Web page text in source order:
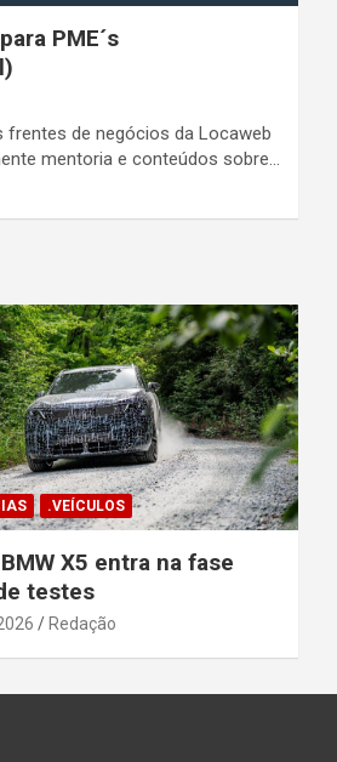
PME´s
frentes de negócios da Locaweb
mentoria e conteúdos sobre…
.VEÍCULOS
X5 entra na fase
testes
Redação